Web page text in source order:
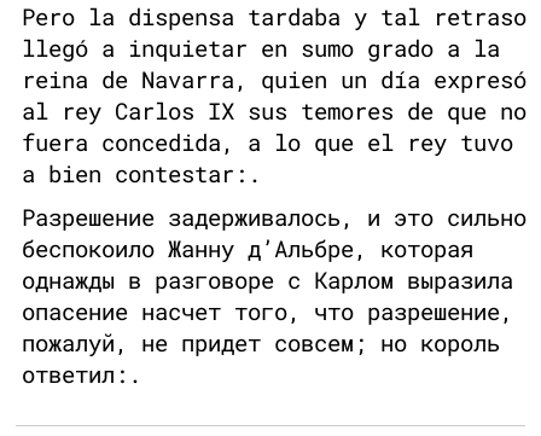
Pero la dispensa tardaba y tal retraso
llegó a inquietar en sumo grado a la
reina de Navarra, quien un día expresó
al rey Carlos IX sus temores de que no
fuera concedida, a lo que el rey tuvo
a bien contestar:.
Разрешение задерживалось, и это сильно
беспокоило Жанну д’Альбре, которая
однажды в разговоре с Карлом выразила
опасение насчет того, что разрешение,
пожалуй, не придет совсем; но король
ответил:.